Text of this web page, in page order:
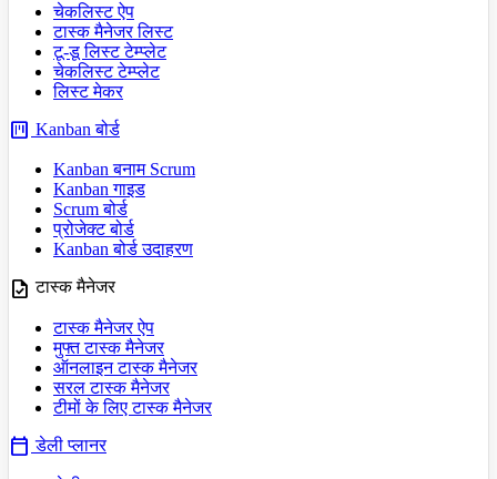
चेकलिस्ट ऐप
टास्क मैनेजर लिस्ट
टू-डू लिस्ट टेम्प्लेट
चेकलिस्ट टेम्प्लेट
लिस्ट मेकर
view_kanban Kanban बोर्ड
Kanban बनाम Scrum
Kanban गाइड
Scrum बोर्ड
प्रोजेक्ट बोर्ड
Kanban बोर्ड उदाहरण
task टास्क मैनेजर
टास्क मैनेजर ऐप
मुफ्त टास्क मैनेजर
ऑनलाइन टास्क मैनेजर
सरल टास्क मैनेजर
टीमों के लिए टास्क मैनेजर
calendar_today डेली प्लानर